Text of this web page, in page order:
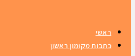
ראשי
כתבות מקומון ראשון